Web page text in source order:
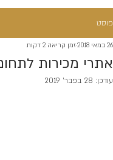
פוסט
אתרי מכירות
26 במאי 2018 זמן קריאה 2 דקות
עודכן: 28 בפבר׳ 2019